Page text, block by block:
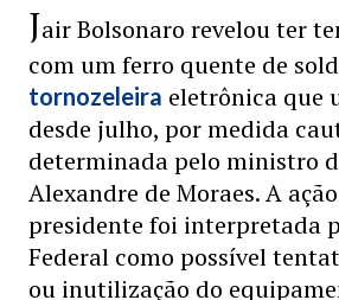
Jair Bolsonaro revelou ter
com um ferro quente de
tornozeleira eletrônica que
desde julho, por medida
determinada pelo ministro
Alexandre de Moraes. A
presidente foi interpretada
Federal como possível
ou inutilização do